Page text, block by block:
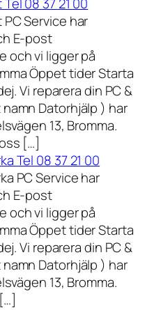
08 37 21 00
Service har
E-post
och vi ligger på
Öppet tider Starta
Vi reparera din PC &
Datorhjälp ) har
13, Bromma.
[…]
Tel 08 37 21 00
PC Service har
E-post
och vi ligger på
Öppet tider Starta
Vi reparera din PC &
Datorhjälp ) har
13, Bromma.